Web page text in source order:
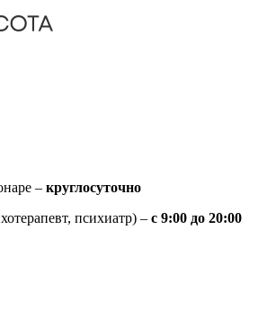
– круглосуточно
психиатр) – с 9:00 до 20:00